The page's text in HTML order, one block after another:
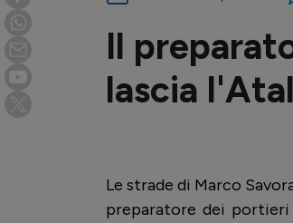
Il
lascia
Le strade di Marco
preparatore dei portieri